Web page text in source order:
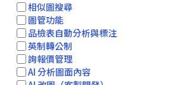
相似圖搜尋
圖管功能
品檢表自動分析與標注
英制轉公制
詢報價管理
AI 分析圖面內容